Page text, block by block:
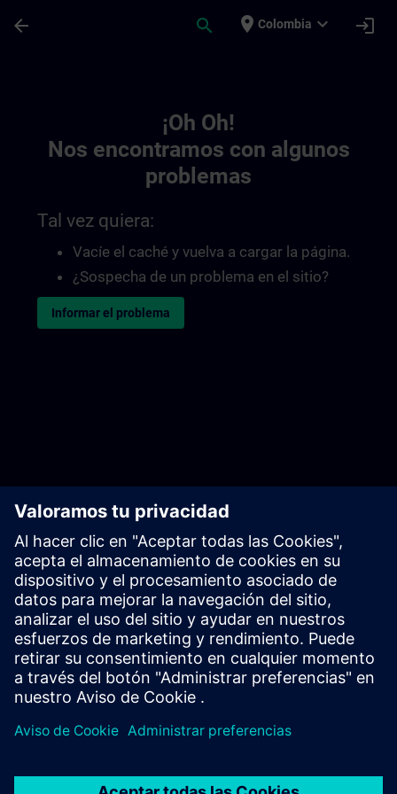
arrow_back search place Colombia expand_more login
¡Oh Oh!
Nos encontramos con algunos
problemas
Tal vez quiera:
Vacíe el caché y vuelva a cargar la página.
¿Sospecha de un problema en el sitio?
Informar el problema